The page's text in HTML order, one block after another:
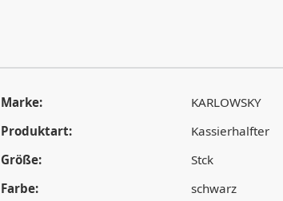
Marke:
KARLOWSKY
Produktart:
Kassierhalfter
Größe:
Stck
Farbe:
schwarz